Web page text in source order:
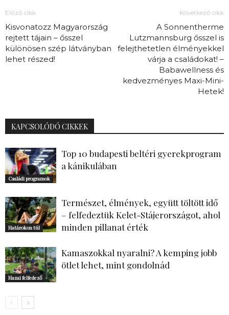
Előző cikk
Kisvonatozz Magyarország
rejtett tájain – ősszel
különösen szép látványban
lehet részed!
Következő cikk
A Sonnentherme
Lutzmannsburg ősszel is
felejthetetlen élményekkel
várja a családokat! –
Babawellness és
kedvezményes Maxi-Mini-
Hetek!
KAPCSOLÓDÓ CIKKEK
Családi programok
Top 10 budapesti beltéri gyerekprogram
a kánikulában
Határokon túl
Természet, élmények, együtt töltött idő
– felfedeztük Kelet-Stájerországot, ahol
minden pillanat érték
Hazai felfedező
Kamaszokkal nyaralni? A kemping jobb
ötlet lehet, mint gondolnád